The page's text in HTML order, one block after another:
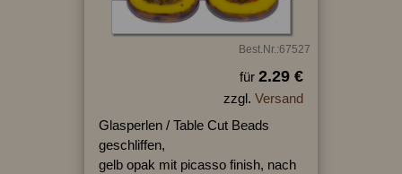
Best.Nr.:67527
für 2.29 €
zzgl. Versand
Glasperlen / Table Cut Beads
geschliffen,
gelb opak mit picasso finish, nach